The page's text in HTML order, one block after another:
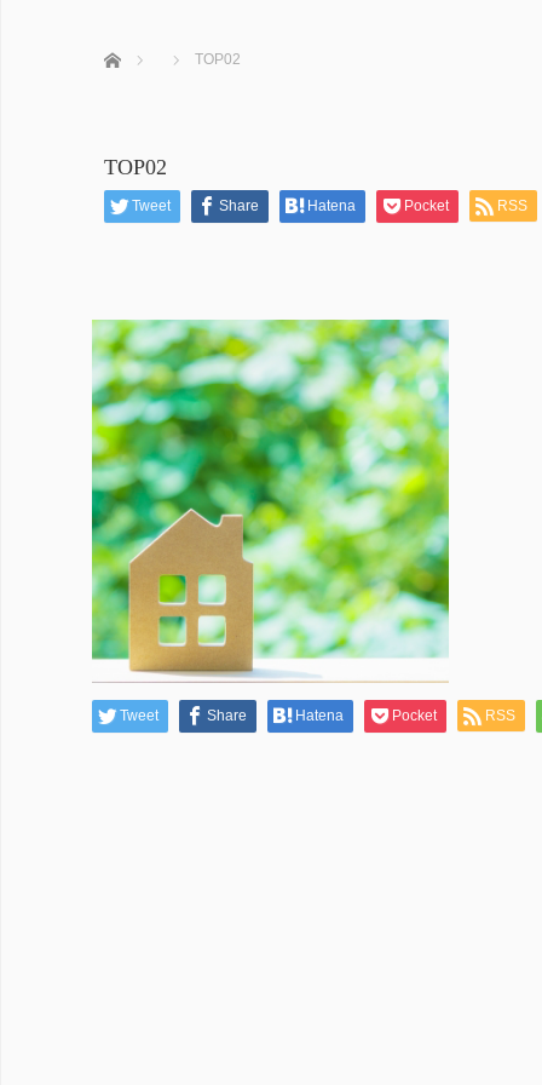
ホーム TOP02
TOP02
Tweet Share Hatena Pocket RSS
Tweet Share Hatena Pocket RSS